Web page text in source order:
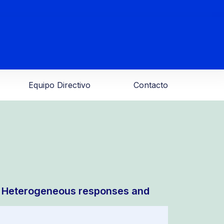
Equipo Directivo Contacto
responses and